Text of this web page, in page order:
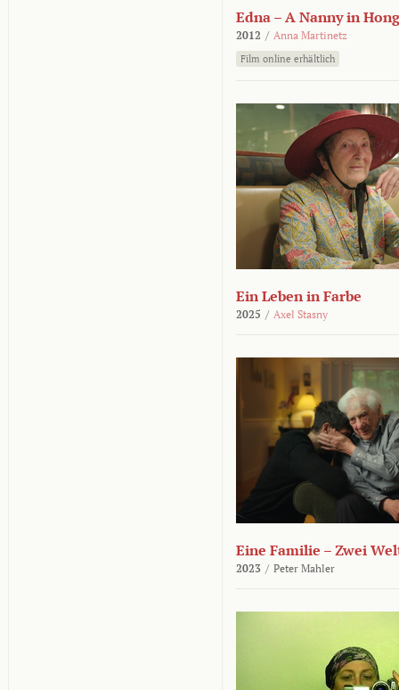
Edna – A Nanny in
2012 / Anna Martinetz
Film online erhältlich
Ein Leben in Farbe
2025 / Axel Stasny
Eine Familie – Zwei
2023 / Peter Mahler